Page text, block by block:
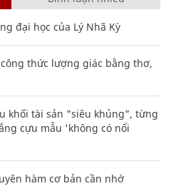
đại học của Lý Nhã Kỳ
thức lượng giác bằng thơ,
khối tài sản "siêu khủng", từng
cựu mẫu 'không có nổi
hàm cơ bản cần nhớ